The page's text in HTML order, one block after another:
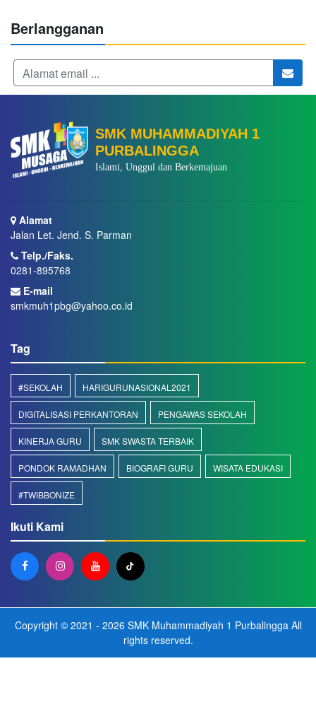
Berlangganan
SMK MUHAMMADIYAH 1
PURBALINGGA
Islami, Unggul dan Berkemajuan
Alamat
Jalan Let. Jend. S. Parman
Telp./Faks.
0281-895768
E-mail
smkmuh1pbg@yahoo.co.id
Tag
#SEKOLAH HARIGURUNASIONAL2021
DIGITALISASI PERKANTORAN PENGAWAS SEKOLAH
KINERJA GURU SMK SWASTA TERBAIK
PONDOK RAMADHAN BIOGRAFI GURU WISATA EDUKASI
#TWIBBONIZE
Ikuti Kami
Copyright © 2021 - 2026 SMK Muhammadiyah 1 PurbalinggaAll
rights reserved.